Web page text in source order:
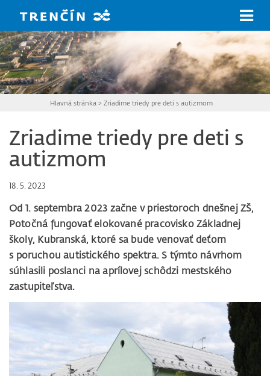
Hlavná stránka >Zriadime triedy pre deti s autizmom
Zriadime triedy pre deti s
autizmom
18. 5. 2023
Od 1. septembra 2023 začne v priestoroch dnešnej ZŠ,
Potočná fungovať elokované pracovisko Základnej
školy, Kubranská, ktoré sa bude venovať deťom
s poruchou autistického spektra. S týmto návrhom
súhlasili poslanci na aprílovej schôdzi mestského
zastupiteľstva.